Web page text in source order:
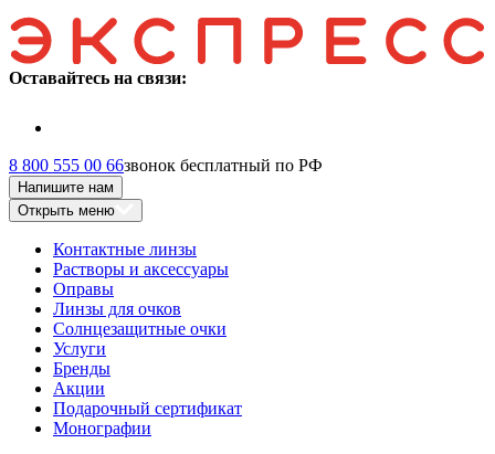
Оставайтесь на связи:
8 800 555 00 66звонок бесплатный по РФ
Напишите нам
Открыть меню
Контактные линзы
Растворы и аксессуары
Оправы
Линзы для очков
Солнцезащитные очки
Услуги
Бренды
Акции
Подарочный сертификат
Монографии